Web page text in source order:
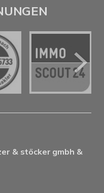
& stöcker gmbh &